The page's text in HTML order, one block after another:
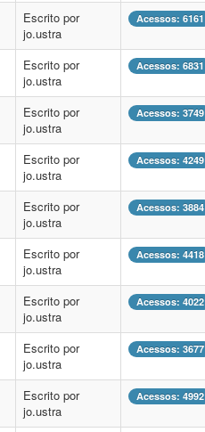
Escrito por
jo.ustra
Acessos: 6161
Escrito por
jo.ustra
Acessos: 6831
Escrito por
jo.ustra
Acessos: 3749
Escrito por
jo.ustra
Acessos: 4249
Escrito por
jo.ustra
Acessos: 3884
Escrito por
jo.ustra
Acessos: 4418
Escrito por
jo.ustra
Acessos: 4022
Escrito por
jo.ustra
Acessos: 3677
Escrito por
jo.ustra
Acessos: 4992